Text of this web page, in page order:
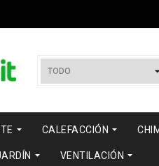
 CALEFACCIÓN 
 VENTILACIÓN 